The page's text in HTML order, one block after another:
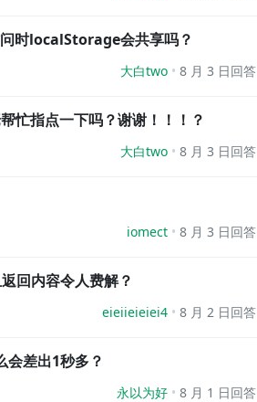
时localStorage会共享吗？
大白two 8 月 3 日回答
忙指点一下吗？谢谢！！！？
大白two 8 月 3 日回答
iomect 8 月 3 日回答
回内容令人费解？
eieiieieiei4 8 月 2 日回答
会差出1秒多？
永以为好 8 月 1 日回答